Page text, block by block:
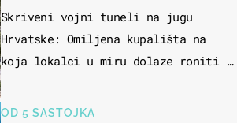
Skriveni vojni tuneli na jugu
Hrvatske: Omiljena kupališta na
koja lokalci u miru dolaze roniti i
OD 5 SASTOJKA